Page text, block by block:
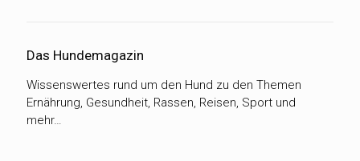
Das Hundemagazin
Wissenswertes rund um den Hund zu den Themen
Ernährung, Gesundheit, Rassen, Reisen, Sport und
mehr…